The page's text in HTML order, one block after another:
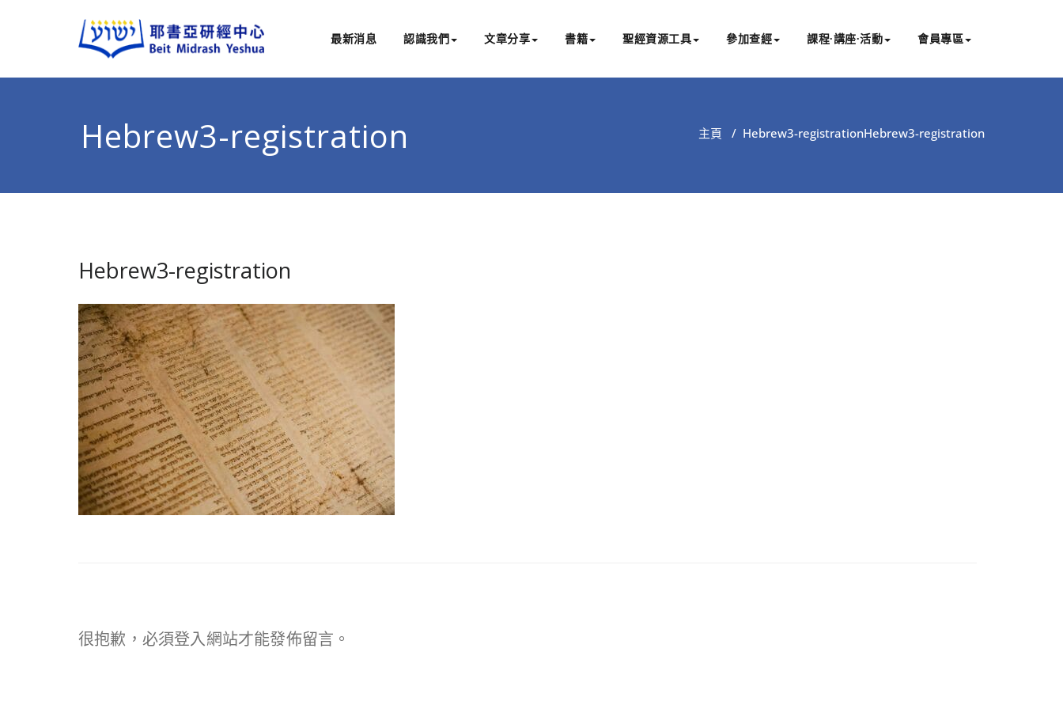
最新消息 認識我們 文章分享 書籍 聖經資源工具 參加查經 課程∙講座∙活動 會員專區
Hebrew3-registration 主頁 / Hebrew3-registrationHebrew3-registration
Hebrew3-registration
很抱歉，必須登入網站才能發佈留言。